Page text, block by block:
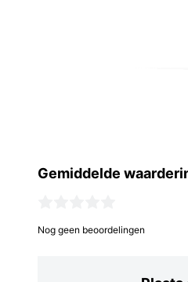
Gemiddelde
Nog geen beoordelingen